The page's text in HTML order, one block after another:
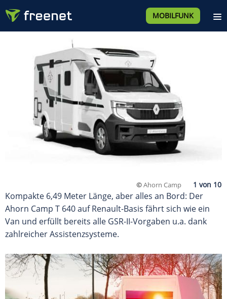
MOBILFUNK
©Ahorn Camp
Kompakte 6,49 Meter Länge, aber alles an Bord: Der
Ahorn Camp T 640 auf Renault-Basis fährt sich wie ein
Van und erfüllt bereits alle GSR-II-Vorgaben u.a. dank
zahlreicher Assistenzsysteme.